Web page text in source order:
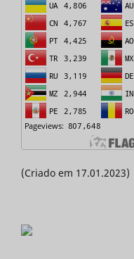
(Criado em 17.01.2023)